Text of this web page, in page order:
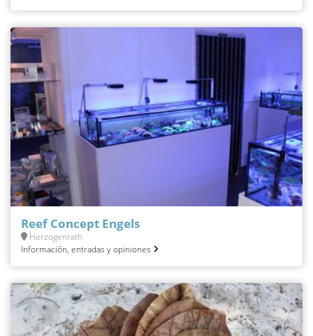
Reef Concept Engels
Herzogenrath
Información, entradas y opiniones